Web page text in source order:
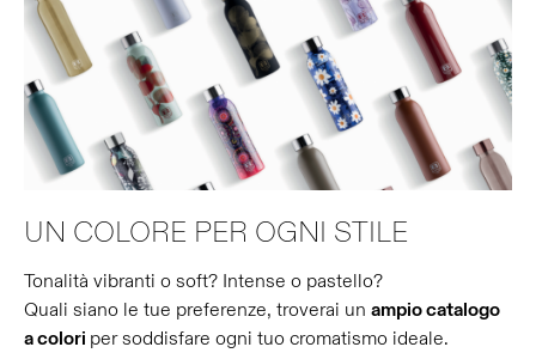
UN COLORE PER OGNI STILE
Tonalità vibranti o soft? Intense o pastello?
Quali siano le tue preferenze, troverai un ampio catalogo
a colori per soddisfare ogni tuo cromatismo ideale.